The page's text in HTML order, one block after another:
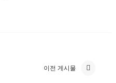
이전 게시물